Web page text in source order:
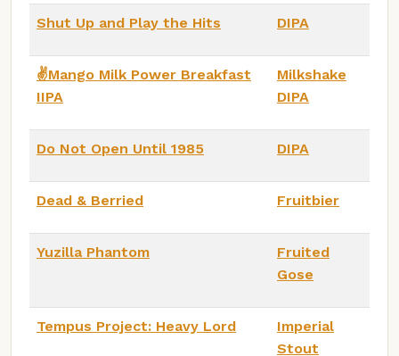
Shut Up and Play the Hits DIPA
✌️Mango Milk Power Breakfast
IIPA
Milkshake
DIPA
Do Not Open Until 1985 DIPA
Dead & Berried Fruitbier
Yuzilla Phantom
Fruited
Gose
Tempus Project: Heavy Lord
Imperial
Stout